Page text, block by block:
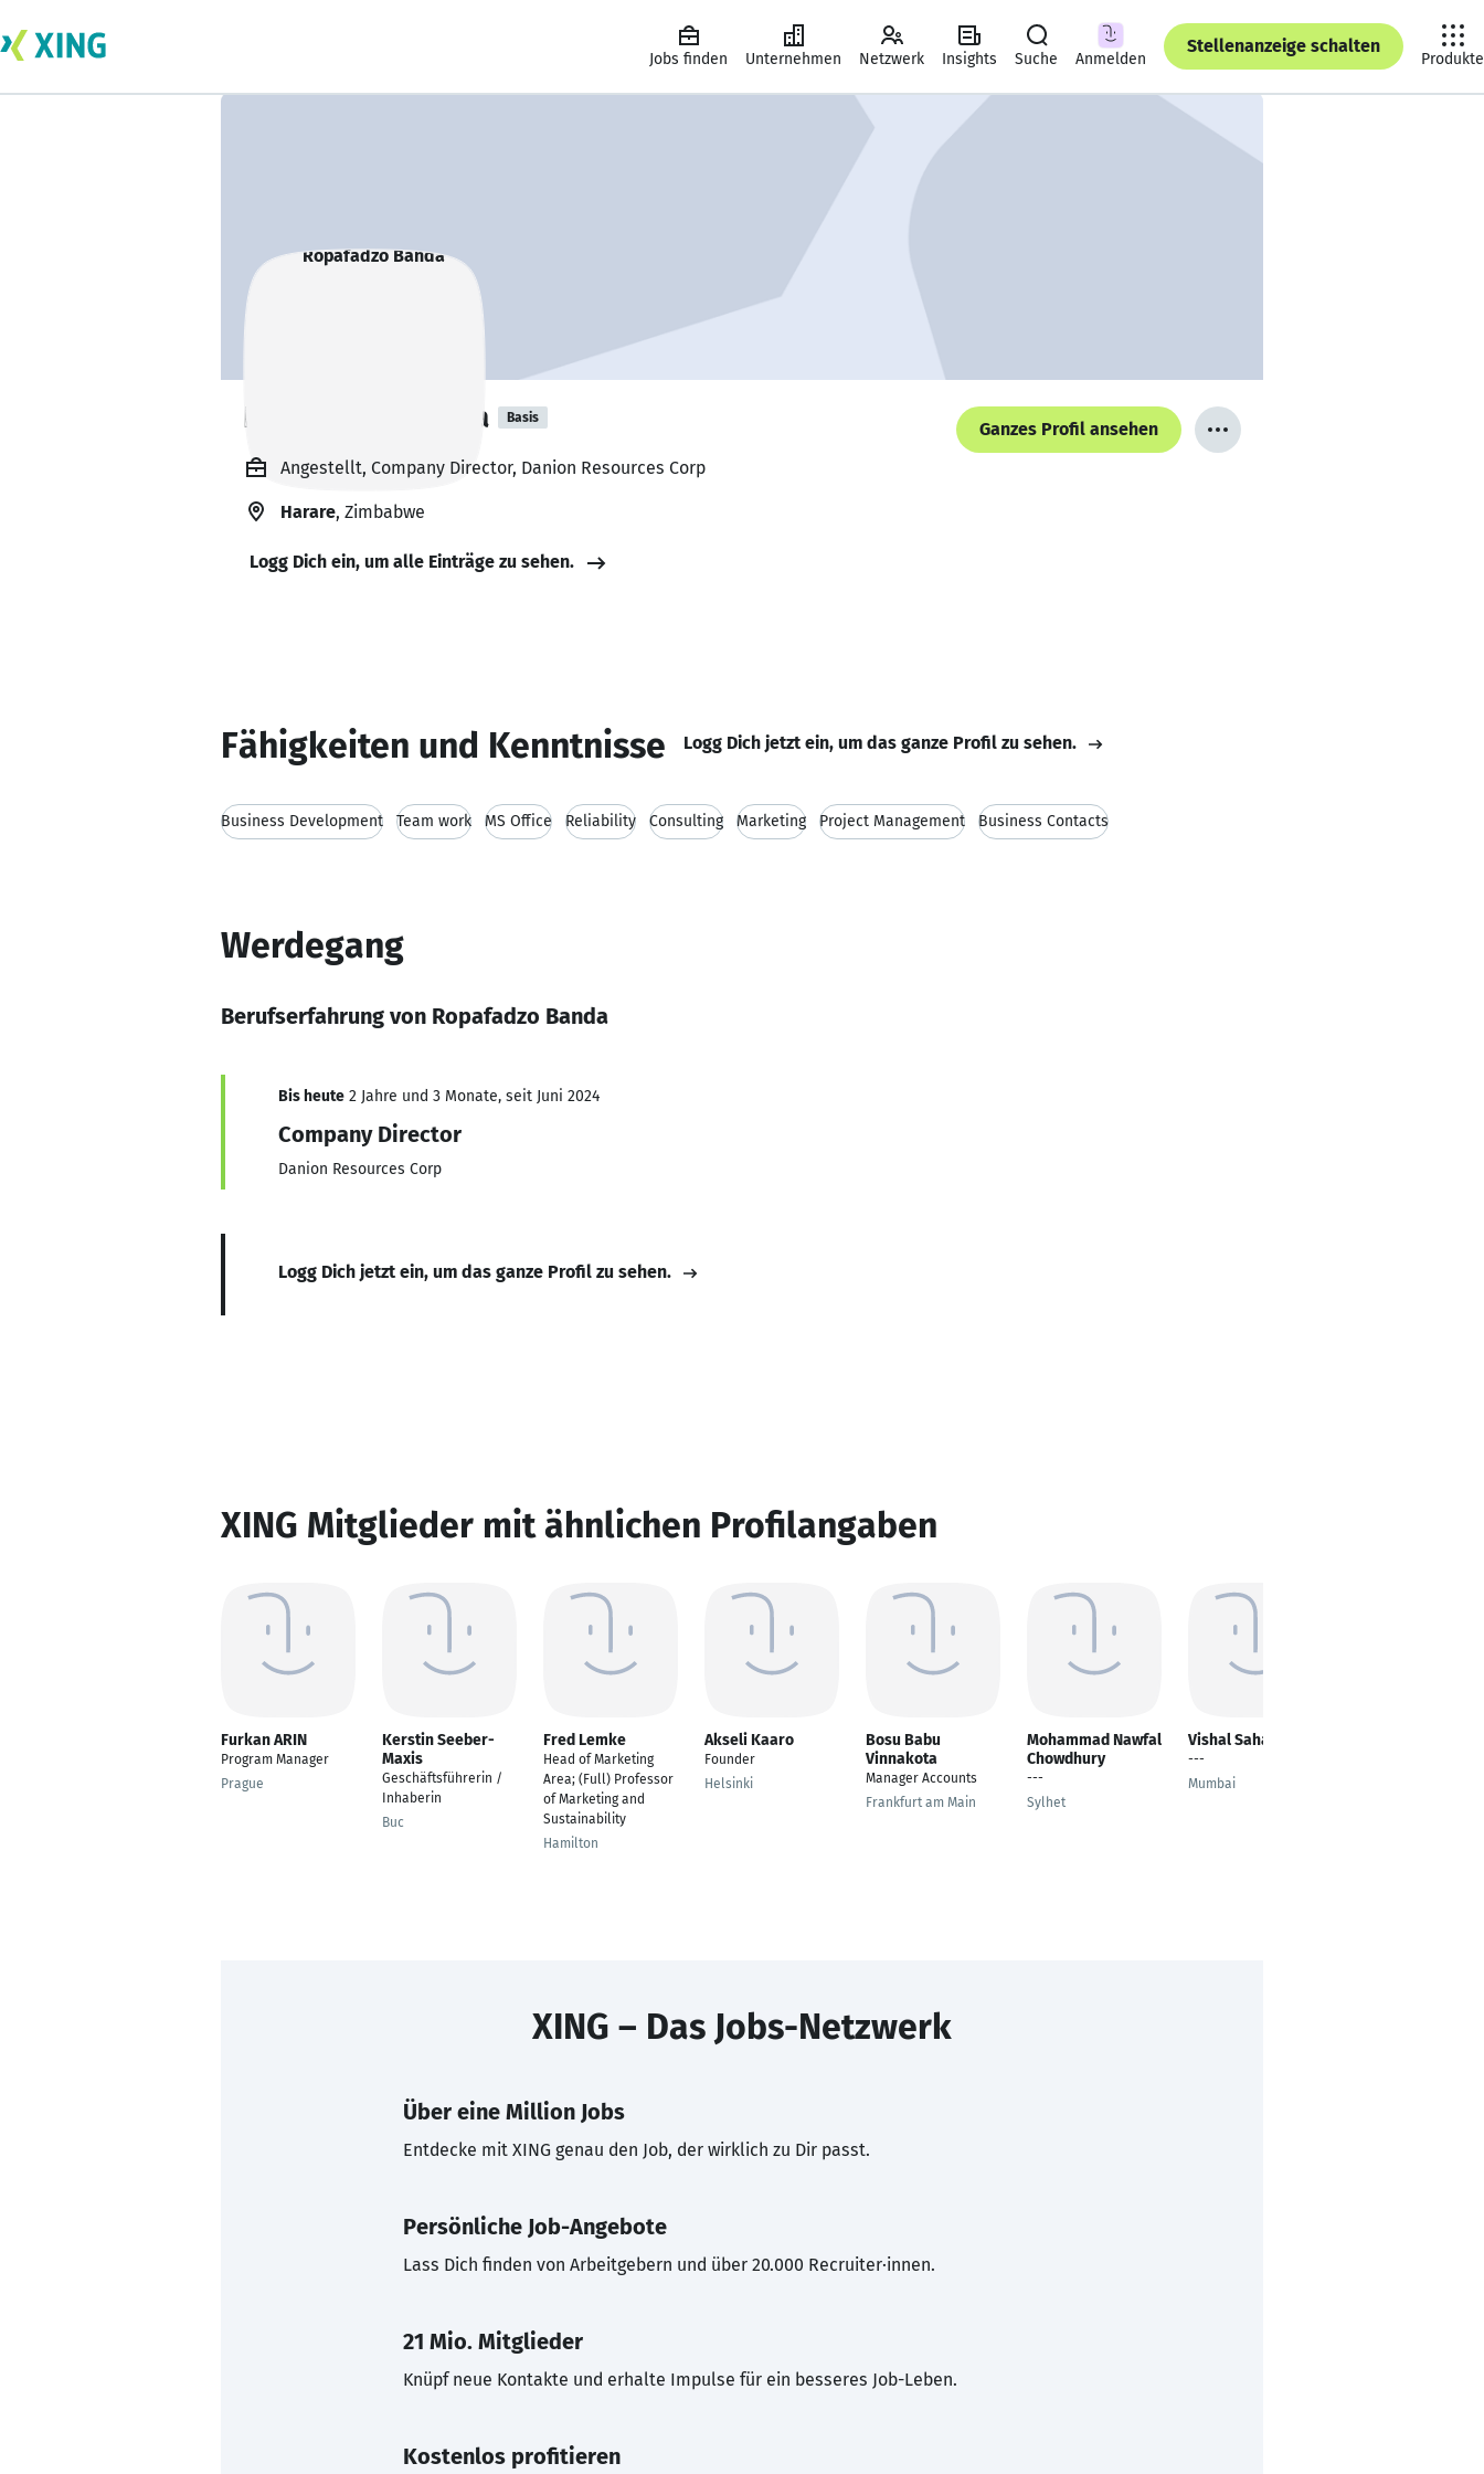
Jobs finden Unternehmen Netzwerk Insights Suche Anmelden
Stellenanzeige schalten
Produkte
Ropafadzo Banda Basis
Ganzes Profil ansehen
Angestellt, Company Director, Danion Resources Corp
Harare, Zimbabwe
Logg Dich ein, um alle Einträge zu sehen.
Fähigkeiten und Kenntnisse Logg Dich jetzt ein, um das ganze Profil zu sehen.
Business Development Team work MS Office Reliability Consulting Marketing Project Management Business Contacts
Werdegang
Berufserfahrung von Ropafadzo Banda
Bis heute 2 Jahre und 3 Monate, seit Juni 2024
Company Director
Danion Resources Corp
Logg Dich jetzt ein, um das ganze Profil zu sehen.
XING Mitglieder mit ähnlichen Profilangaben
Furkan ARIN
Program Manager
Prague
Kerstin Seeber-
Maxis
Geschäftsführerin /
Inhaberin
Buc
Fred Lemke
Head of Marketing
Area; (Full) Professor
of Marketing and
Sustainability
Hamilton
Akseli Kaaro
Founder
Helsinki
Bosu Babu
Vinnakota
Manager Accounts
Frankfurt am Main
Mohammad Nawfal
Chowdhury
---
Sylhet
Vishal Sahana
---
Mumbai
XING – Das Jobs-Netzwerk
Über eine Million Jobs
Entdecke mit XING genau den Job, der wirklich zu Dir passt.
Persönliche Job-Angebote
Lass Dich finden von Arbeitgebern und über 20.000 Recruiter·innen.
21 Mio. Mitglieder
Knüpf neue Kontakte und erhalte Impulse für ein besseres Job-Leben.
Kostenlos profitieren